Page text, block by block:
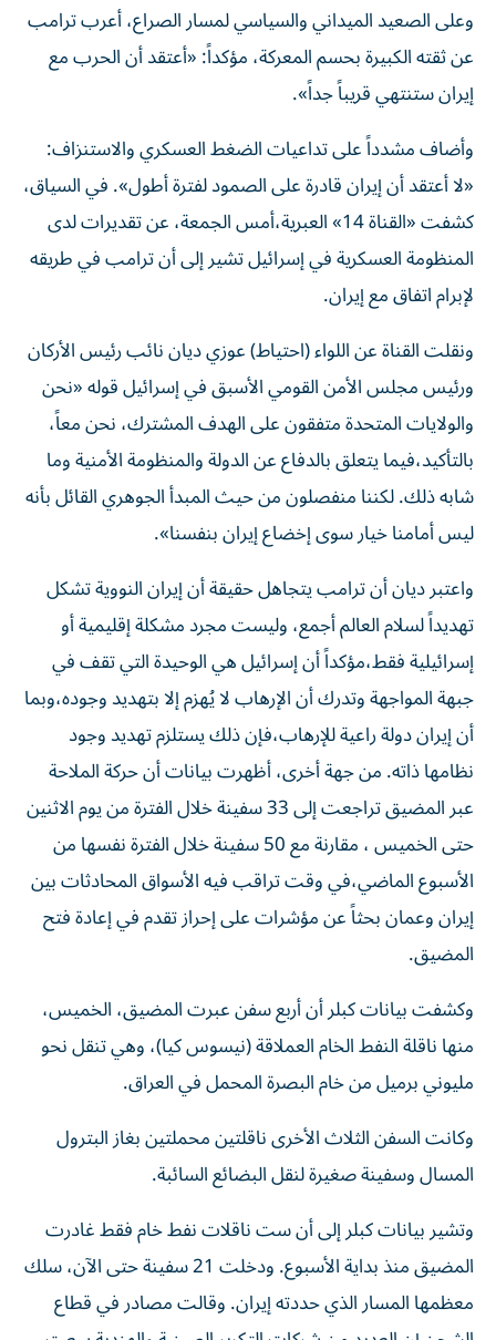
وعلى الصعيد الميداني والسياسي لمسار الصراع، أعرب ترامب
عن ثقته الكبيرة بحسم المعركة، مؤكداً: «أعتقد أن الحرب مع
إيران ستنتهي قريباً جداً».
وأضاف مشدداً على تداعيات الضغط العسكري والاستنزاف:
«لا أعتقد أن إيران قادرة على الصمود لفترة أطول». في السياق،
كشفت «القناة 14» العبرية،أمس الجمعة، عن تقديرات لدى
المنظومة العسكرية في إسرائيل تشير إلى أن ترامب في طريقه
لإبرام اتفاق مع إيران.
ونقلت القناة عن اللواء (احتياط) عوزي ديان نائب رئيس الأركان
ورئيس مجلس الأمن القومي الأسبق في إسرائيل قوله «نحن
والولايات المتحدة متفقون على الهدف المشترك، نحن معاً،
بالتأكيد،فيما يتعلق بالدفاع عن الدولة والمنظومة الأمنية وما
شابه ذلك. لكننا منفصلون من حيث المبدأ الجوهري القائل بأنه
ليس أمامنا خيار سوى إخضاع إيران بنفسنا».
واعتبر ديان أن ترامب يتجاهل حقيقة أن إيران النووية تشكل
تهديداً لسلام العالم أجمع، وليست مجرد مشكلة إقليمية أو
إسرائيلية فقط،مؤكداً أن إسرائيل هي الوحيدة التي تقف في
جبهة المواجهة وتدرك أن الإرهاب لا يُهزم إلا بتهديد وجوده،وبما
أن إيران دولة راعية للإرهاب،فإن ذلك يستلزم تهديد وجود
نظامها ذاته. من جهة أخرى، أظهرت بيانات أن حركة الملاحة
عبر المضيق تراجعت إلى 33 سفينة خلال الفترة من يوم الاثنين
حتى الخميس ، مقارنة مع 50 سفينة خلال الفترة نفسها من
الأسبوع الماضي،​في وقت تراقب فيه الأسواق المحادثات بين
إيران وعمان بحثاً ‌عن مؤشرات على إحراز ‌تقدم في إعادة فتح
المضيق.
وكشفت بيانات كبلر أن أربع سفن عبرت المضيق، الخميس،
منها ناقلة النفط الخام العملاقة (نيسوس ‌كيا)، وهي تنقل نحو
مليوني برميل من خام البصرة المحمل في العراق.
وكانت السفن الثلاث الأخرى ناقلتين محملتين بغاز البترول
المسال وسفينة صغيرة لنقل البضائع السائبة.
وتشير بيانات كبلر إلى أن ست ناقلات نفط خام فقط غادرت
المضيق منذ بداية الأسبوع. ودخلت 21 سفينة حتى الآن، سلك
معظمها المسار الذي حددته إيران. وقالت مصادر في قطاع